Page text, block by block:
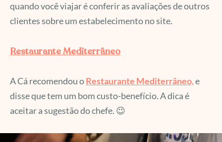
quando você viajar é conferir as avaliações de outros
clientes sobre um estabelecimento no site.
Restaurante Mediterrâneo
A Cá recomendou oRestaurante Mediterrâneo,e
disse que tem um bom custo-benefício. A dica é
aceitar a sugestão do chefe. 😉